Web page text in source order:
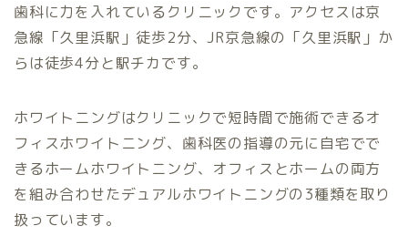
歯科に力を入れているクリニックです。アクセスは京
急線「久里浜駅」徒歩2分、JR京急線の「久里浜駅」か
らは徒歩4分と駅チカです。
ホワイトニングはクリニックで短時間で施術できるオ
フィスホワイトニング、歯科医の指導の元に自宅でで
きるホームホワイトニング、オフィスとホームの両方
を組み合わせたデュアルホワイトニングの3種類を取り
扱っています。